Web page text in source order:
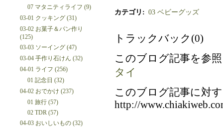
カテゴリ : 03 ベビーグッズ
トラックバック(0)
このブログ記事を参
タイ
このブログ記事に対
http://
07 マタニティライフ (9)
03-01 クッキング (31)
03-02 お菓子＆パン作り
(125)
03-03 ソーイング (47)
03-04 手作り石けん (32)
04-01 ライフ (256)
01 記念日 (32)
04-02 おでかけ (237)
01 旅行 (57)
02 TDR (57)
04-03 おいしいもの (32)